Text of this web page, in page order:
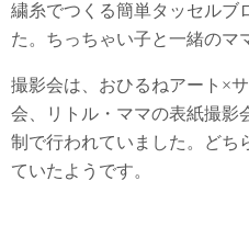
繍糸でつくる簡単タッセルブ
た。ちっちゃい子と一緒のマ
撮影会は、おひるねアート×
会、リトル・ママの表紙撮影
制で行われていました。どち
ていたようです。